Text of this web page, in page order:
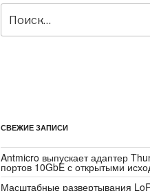
Искать:
СВЕЖИЕ ЗАПИСИ
Antmicro выпускает адаптер
портов 10GbE с открытыми
Масштабные развертывания